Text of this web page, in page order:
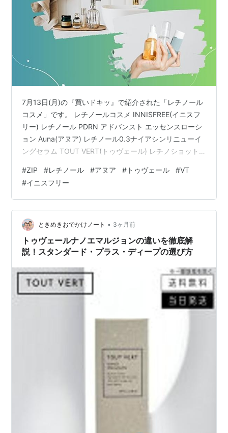
7月13日(月)の『買いドキッ』で紹介された「レチノール
コスメ」です。 レチノールコスメ INNISFREE(イニスフ
リー) レチノール PDRN アドバンスト エッセンスローシ
ョン Auna(アヌア) レチノール0.3ナイアシンリニューイ
ングセラム TOUT VERT(トゥヴェール) レチノショット
COSMETICS レチナールペプチドデイリーマスク VT
COSMETICS レチナールペプチドカプセルクリーム レチ
ノールコスメ INNISFREE(イニスフリー) レチノール
PDRN アドバンスト エッセンスローション 肌表…
#ZIP #レチノール #アヌア # トゥヴェール #VT
#イニスフリー
ときめきおでかけノート • 3ヶ月前
トゥヴェールナノエマルジョンの違いを徹底解
説！スタンダード・プラス・ディープの選び方